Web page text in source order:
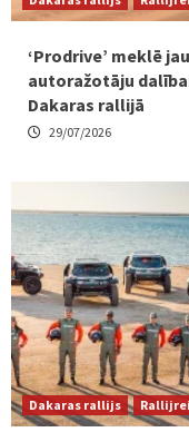
‘Prodrive’ meklē
autoražotāju
Dakaras rallijā
29/07/2026
Dakaras rallijs